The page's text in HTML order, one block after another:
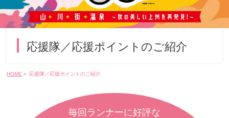
応援隊／応援ポイントのご紹介
HOME » 応援隊／応援ポイントのご紹介
毎回ランナーに好評な